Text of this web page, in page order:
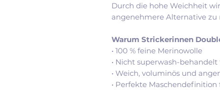
Durch die hohe Weichheit
angenehmere Alternative
Warum Strickerinnen
• 100 % feine Merinowolle
• Nicht superwash-
• Weich, voluminös und
• Perfekte